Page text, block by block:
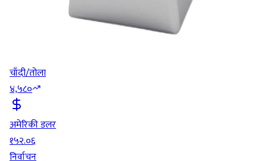
चाँदी/तोला
४,५८०
अमेरिकी डलर
१५२.०६
निर्वाचन